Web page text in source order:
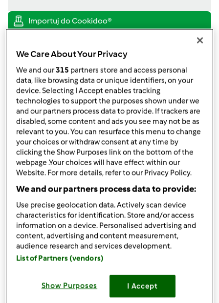
przezGość
opublikowany: 03/08/19
Dodaj do moich kolekcji
podziel się przepisem
Stwórz wariant
Składniki
Lista zakupów
We Care About Your Privacy
We and our315 partners store and access personal
data, like browsing data or unique identifiers, on your
device. Selecting I Accept enables tracking
technologies to support the purposes shown under we
and our partners process data to provide. If trackers are
disabled, some content and ads you see may not be as
relevant to you. You can resurface this menu to change
your choices or withdraw consent at any time by
clicking the Show Purposes link on the bottom of the
webpage .Your choices will have effect within our
Website. For more details, refer to our Privacy Policy.
We and our partners process data to provide:
Use precise geolocation data. Actively scan device
characteristics for identification. Store and/or access
information on a device. Personalised advertising and
content, advertising and content measurement,
audience research and services development.
List of Partners (vendors)
Show Purposes I Accept